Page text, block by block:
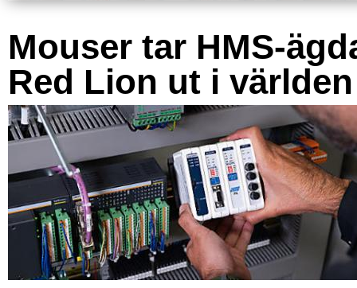
Mouser tar HMS-
Red Lion ut i världen